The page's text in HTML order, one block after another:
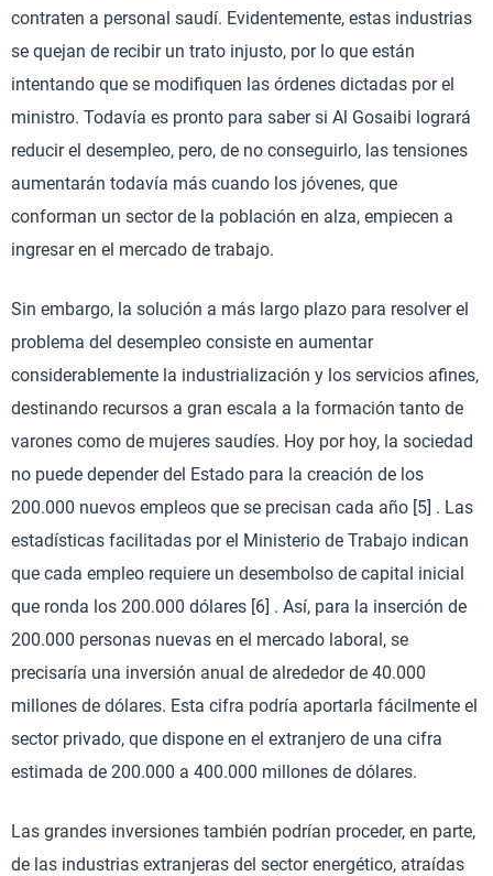
contraten a personal saudí. Evidentemente, estas industrias
se quejan de recibir un trato injusto, por lo que están
intentando que se modifiquen las órdenes dictadas por el
ministro. Todavía es pronto para saber si Al Gosaibi logrará
reducir el desempleo, pero, de no conseguirlo, las tensiones
aumentarán todavía más cuando los jóvenes, que
conforman un sector de la población en alza, empiecen a
ingresar en el mercado de trabajo.
Sin embargo, la solución a más largo plazo para resolver el
problema del desempleo consiste en aumentar
considerablemente la industrialización y los servicios afines,
destinando recursos a gran escala a la formación tanto de
varones como de mujeres saudíes. Hoy por hoy, la sociedad
no puede depender del Estado para la creación de los
200.000 nuevos empleos que se precisan cada año [5] . Las
estadísticas facilitadas por el Ministerio de Trabajo indican
que cada empleo requiere un desembolso de capital inicial
que ronda los 200.000 dólares [6] . Así, para la inserción de
200.000 personas nuevas en el mercado laboral, se
precisaría una inversión anual de alrededor de 40.000
millones de dólares. Esta cifra podría aportarla fácilmente el
sector privado, que dispone en el extranjero de una cifra
estimada de 200.000 a 400.000 millones de dólares.
Las grandes inversiones también podrían proceder, en parte,
de las industrias extranjeras del sector energético, atraídas